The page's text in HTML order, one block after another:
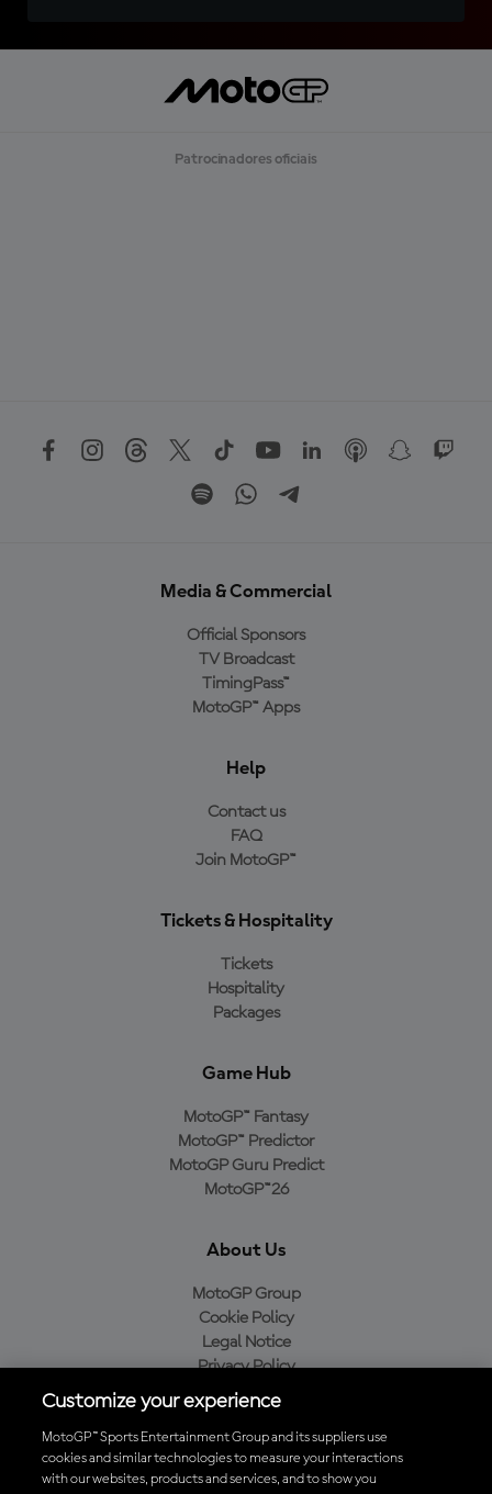
Patrocinadores oficiais
Media & Commercial
Official Sponsors
TV Broadcast
TimingPass™
MotoGP™ Apps
Help
Contact us
FAQ
Join MotoGP™
Tickets & Hospitality
Tickets
Hospitality
Packages
Game Hub
MotoGP™ Fantasy
MotoGP™ Predictor
MotoGP Guru Predict
MotoGP™26
About Us
MotoGP Group
Cookie Policy
Legal Notice
Privacy Policy
Purchase Policy
Baixe o aplicativo oficial da MotoGP™
Customize your experience
MotoGP™ Sports Entertainment Group and its suppliers use
cookies and similar technologies to measure your interactions
with our websites, products and services, and to show you